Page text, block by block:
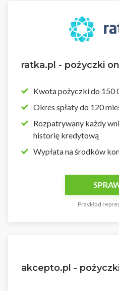
ratka.pl - pożyczki
Kwota pożyczki do 150
Okres spłaty do 120
Rozpatrywany każdy
historię kredytową
Wypłata na środków
Przykład
akcepto.pl -